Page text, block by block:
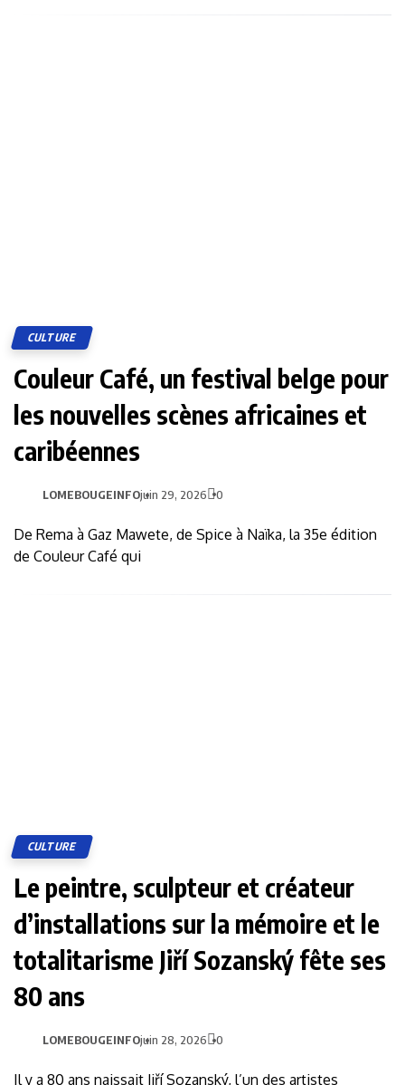
CULTURE
Couleur Café, un festival belge pour
les nouvelles scènes africaines et
caribéennes
LOMEBOUGEINFOjuin 29, 2026 0
De Rema à Gaz Mawete, de Spice à Naïka, la 35e édition
de Couleur Café qui
CULTURE
Le peintre, sculpteur et créateur
d’installations sur la mémoire et le
totalitarisme Jiří Sozanský fête ses
80 ans
LOMEBOUGEINFOjuin 28, 2026 0
Il y a 80 ans naissait Jiří Sozanský, l’un des artistes